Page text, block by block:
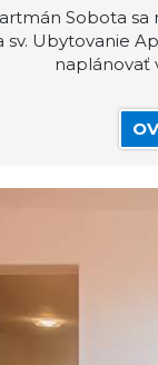
Sobota sa
Ubytovanie
naplánovať